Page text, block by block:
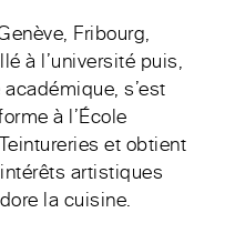
Fribourg,
à l’université puis,
s’est
à l’École
et obtient
artistiques
la cuisine.